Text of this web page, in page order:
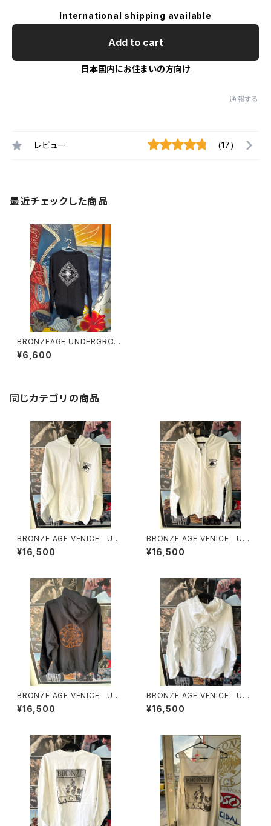
International shipping available
Add to cart
日本国内にお住まいの方向け
通報する
レビュー (17)
最近チェックした商品
BRONZEAGE UNDERGROU
ND アンダーグラウンド ブロン
ズエイジUSA ロングスリーブ
¥6,600
同じカテゴリの商品
BRONZE AGE VENICE UN
DERGROUND PULLOVER
HUODIES made in USA ブロ
ディー フード付きパーカー p
hoto shot jayadams photo
by Josh Bagel Klassman
¥16,500
BRONZE AGE VENICE UN
DERGROUND PULLOVER
HUODIES made in USA ブロ
ーディー フード付きパーカ
ー photo shot jayadams p
hoto by Josh Bagel Klass
man
¥16,500
BRONZE AGE VENICE UN
DERGROUND PULLOVER
HUODIES made in USA ブロ
フード付きパーカー
¥16,500
BRONZE AGE VENICE UN
DERGROUND PULLOVER
HUODIES made in USA ブロ
フード付きパーカー
¥16,500